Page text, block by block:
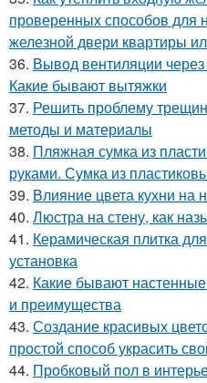
проверенных способов для
железной двери квартиры
36. Вывод вентиляции
Какие бывают вытяжки
37. Решить проблему
методы и материалы
38. Пляжная сумка из
руками. Сумка из
39. Влияние цвета кухни на
40. Люстра на стену, как
41. Керамическая плитка
установка
42. Какие бывают
и преимущества
43. Создание красивых
простой способ украсить
44. Пробковый пол в